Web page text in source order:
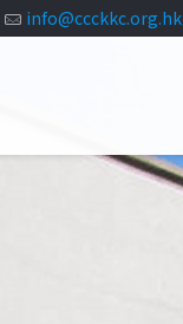
info@ccckkc.org.hk